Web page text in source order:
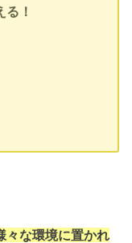
！
々な環境に置かれ